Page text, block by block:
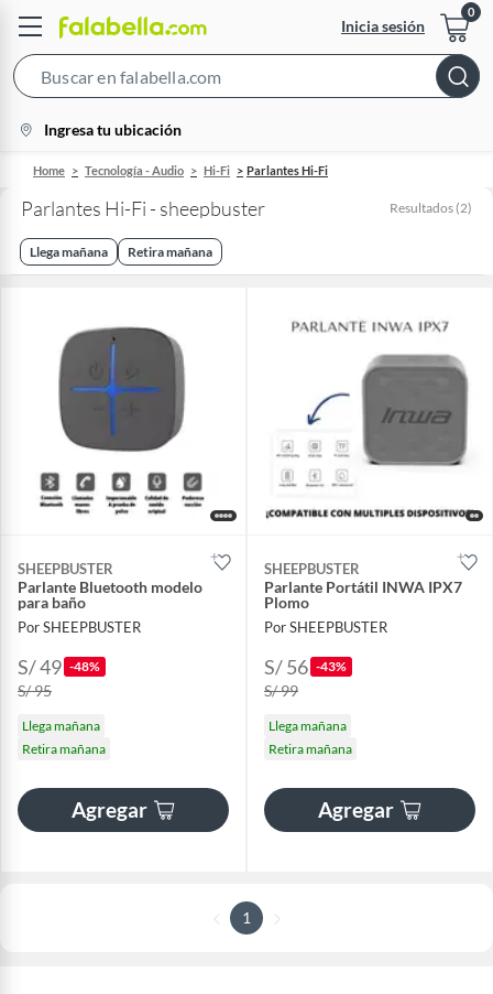
Inicia sesión
Bar
location-
icon
Ingresa tu ubicación
Home Tecnología - Audio Hi-Fi Parlantes Hi-Fi
Parlantes Hi-Fi - sheepbuster Resultados (2)
Llega mañana Retira mañana
SHEEPBUSTER
Parlante Bluetooth modelo
para baño
Por SHEEPBUSTER
S/ 49 -48%
S/ 95
Llega mañana
Retira mañana
Agregar
SHEEPBUSTER
Parlante Portátil INWA IPX7
Plomo
Por SHEEPBUSTER
S/ 56 -43%
S/ 99
Llega mañana
Retira mañana
Agregar
1